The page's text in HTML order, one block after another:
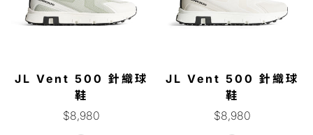
JL Vent 500 針織球
鞋
正
$8,980
JL Vent 500 針織球
鞋
正
$8,980